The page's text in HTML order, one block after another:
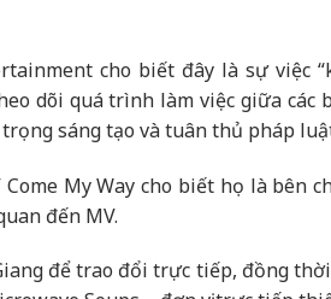
cho biết đây là sự việc
dõi quá trình làm việc giữa các
sáng tạo và tuân thủ pháp
My Way cho biết họ là bên
đến MV.
để trao đổi trực tiếp, đồng